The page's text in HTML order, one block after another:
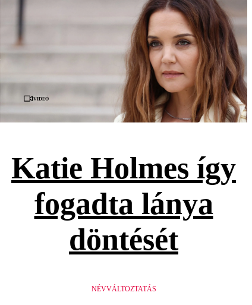
Videó
Katie Holmes így
fogadta lánya
döntését
NÉVVÁLTOZTATÁS